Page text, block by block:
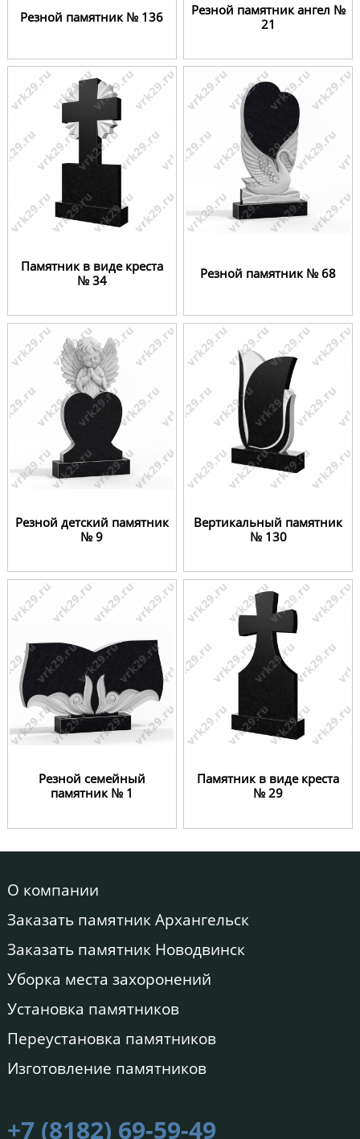
Резной памятник № 136
Резной памятник ангел №
21
Памятник в виде креста
№ 34
Резной памятник № 68
Резной детский памятник
№ 9
Вертикальный памятник
№ 130
Резной семейный
памятник № 1
Памятник в виде креста
№ 29
О компании
Заказать памятник Архангельск
Заказать памятник Новодвинск
Уборка места захоронений
Установка памятников
Переустановка памятников
Изготовление памятников
+7 (8182) 69-59-49